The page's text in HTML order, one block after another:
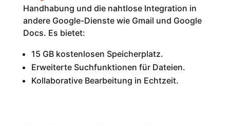
Handhabung und die nahtlose Integration in
andere Google-Dienste wie Gmail und Google
Docs. Es bietet:
15 GB kostenlosen Speicherplatz.
Erweiterte Suchfunktionen für Dateien.
Kollaborative Bearbeitung in Echtzeit.